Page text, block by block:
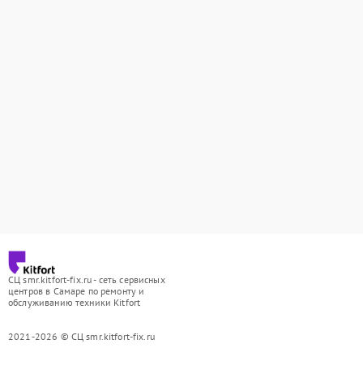
СЦ smr.kitfort-fix.ru - сеть сервисных
центров в Самаре по ремонту и
обслуживанию техники Kitfort
2021-2026 © СЦ smr.kitfort-fix.ru